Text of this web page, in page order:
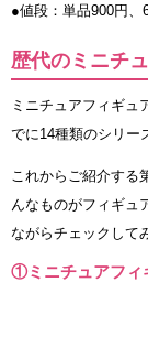
●値段：単品900円、
歴代のミニチ
ミニチュアフィギュ
でに14種類のシリー
これからご紹介する
んなものがフィギュ
ながらチェックして
①ミニチュアフィ